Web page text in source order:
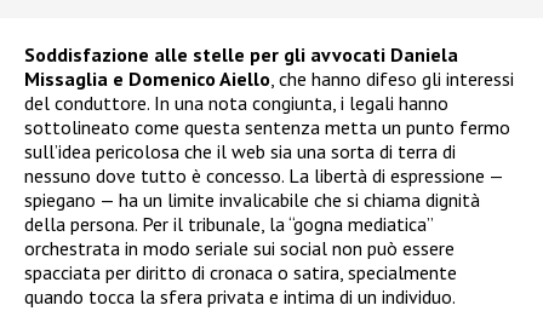
Soddisfazione alle stelle per gli avvocati Daniela
Missaglia e Domenico Aiello, che hanno difeso gli interessi
del conduttore. In una nota congiunta, i legali hanno
sottolineato come questa sentenza metta un punto fermo
sull’idea pericolosa che il web sia una sorta di terra di
nessuno dove tutto è concesso. La libertà di espressione —
spiegano — ha un limite invalicabile che si chiama dignità
della persona. Per il tribunale, la “gogna mediatica”
orchestrata in modo seriale sui social non può essere
spacciata per diritto di cronaca o satira, specialmente
quando tocca la sfera privata e intima di un individuo.